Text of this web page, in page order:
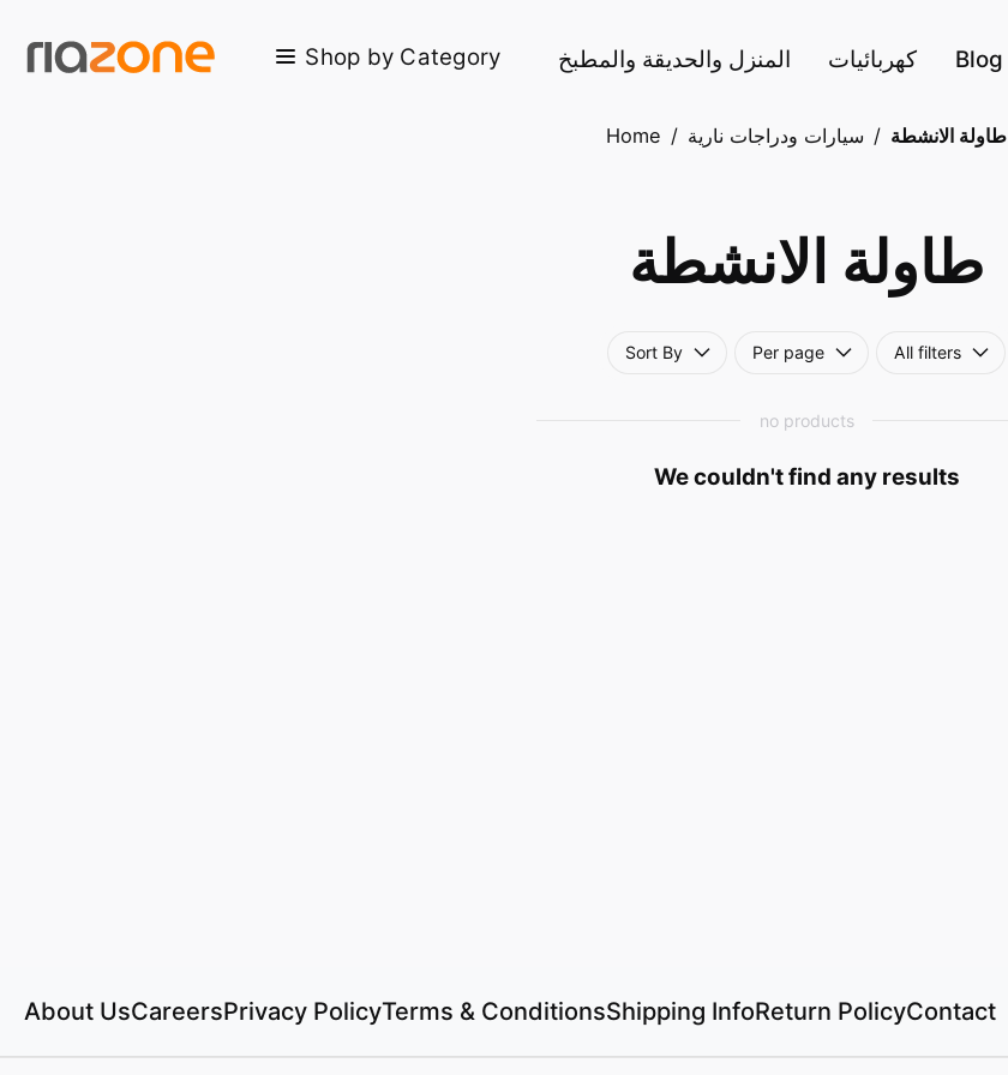
Skip to main content Shop by Category المنزل والحديقة والمطبخ كهربائيات Blog
Home / سيارات ودراجات نارية / طاولة الانشطة
طاولة الانشطة
Sort By Per page All filters
no products
We couldn't find any results
About UsCareersPrivacy PolicyTerms & ConditionsShipping InfoReturn PolicyContact